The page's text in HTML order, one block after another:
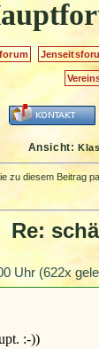
Ansicht:
zu diesem Beitrag
Re:
Uhr(622x
:-))